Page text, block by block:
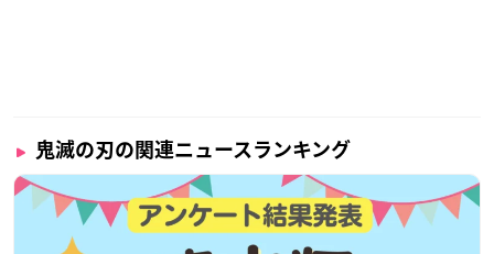
鬼滅の刃の関連ニュースランキング